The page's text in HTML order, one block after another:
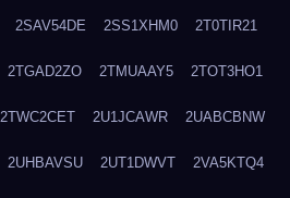
2SAV54DE 2SS1XHM0 2T0TIR21
2TGAD2ZO 2TMUAAY5 2TOT3HO1
2TWC2CET 2U1JCAWR 2UABCBNW
2UHBAVSU 2UT1DWVT 2VA5KTQ4